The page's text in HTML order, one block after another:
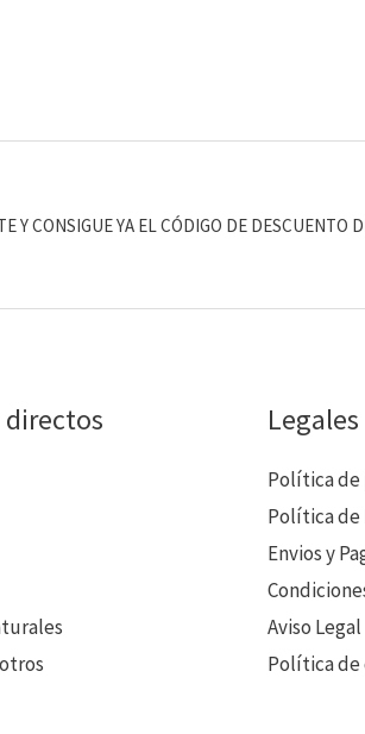
Y CONSIGUE YA EL CÓDIGO DE DESCUENTO
directos Legales
Política de
Política de
Envios y
Aviso Legal
Política de